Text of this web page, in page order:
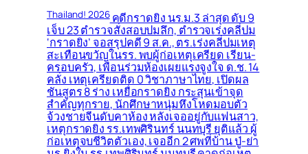
Thailand! 2026คดีกราดยิง นร.ม.3 ล่าสุด ดับ 9
เจ็บ 23 ตำรวจสั่งสอบปมลึก, ตำรวจเร่งคลี่ปม
‘กราดยิง’ จอสรุปคดี 9 ส.ค., ตร.เร่งคลี่ปมเหตุ
สะเทือนขวัญในรร. พบผู้ก่อเหตุเครียด เรียน-
ครอบครัว, เพื่อนร่วมห้องเผยแรงจูงใจ ด.ช. 14
คลั่ง เหตุเครียดติด 0 วิชาภาษาไทย, เปิดผล
ชันสูตร 8 ร่าง เหยื่อกราดยิง กระสุนเข้าจุด
สำคัญทุกราย, นักศึกษาหนุ่มหึงโหดมอบตัว
จ้วงชายจีนดับคาห้อง หลังเจออยู่กับแฟนสาว,
เหตุกราดยิง รร.เทพศิรินทร์ นนทบุรี ยุติแล้ว ผู้
ก่อเหตุจบชีวิตตัวเอง, เจออีก 2 ศพที่บ้าน ปู่-ย่า